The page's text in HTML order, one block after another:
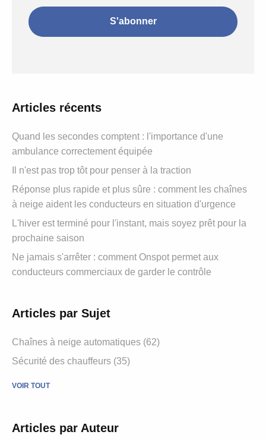
Articles récents
Quand les secondes comptent : l'importance d'une
ambulance correctement équipée
Il n'est pas trop tôt pour penser à la traction
Réponse plus rapide et plus sûre : comment les chaînes
à neige aident les conducteurs en situation d'urgence
L'hiver est terminé pour l'instant, mais soyez prêt pour la
prochaine saison
Ne jamais s'arrêter : comment Onspot permet aux
conducteurs commerciaux de garder le contrôle
Articles par Sujet
Chaînes à neige automatiques (62)
Sécurité des chauffeurs (35)
VOIR TOUT
Articles par Auteur